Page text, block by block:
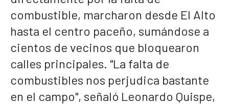
combustible, marcharon desde El Alto
hasta el centro paceño, sumándose a
cientos de vecinos que bloquearon
calles principales. "La falta de
combustibles nos perjudica bastante
en el campo", señaló Leonardo Quispe,